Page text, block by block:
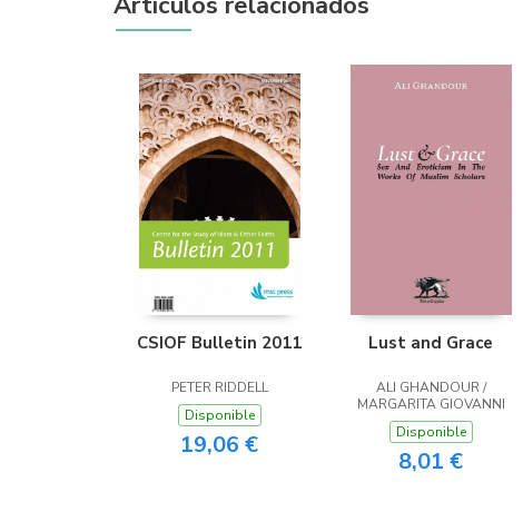
CSIOF Bulletin 2011
PETER RIDDELL
Disponible
19,06 €
Lust and Grace
ALI GHANDOUR /
MARGARITA GIOVANNI
Disponible
8,01 €